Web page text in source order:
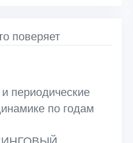
поверяет
периодические
по годам